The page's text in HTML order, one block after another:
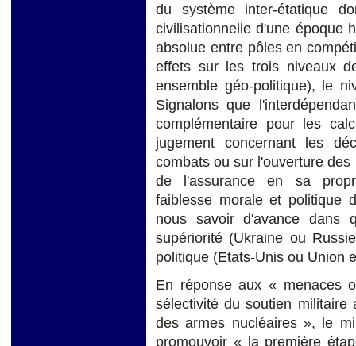
du système inter-étatique
civilisationnelle d'une époque
absolue entre pôles en
effets sur les trois niveaux
ensemble géo-politique), le
Signalons que
complémentaire pour les
jugement concernant les
combats ou sur l'ouverture
de l'assurance en sa
faiblesse morale et politique
nous savoir d'avance dans
supériorité (Ukraine ou
politique (Etats-Unis ou Union
En réponse aux « menaces
sélectivité du soutien
des armes nucléaires », le
promouvoir « la première